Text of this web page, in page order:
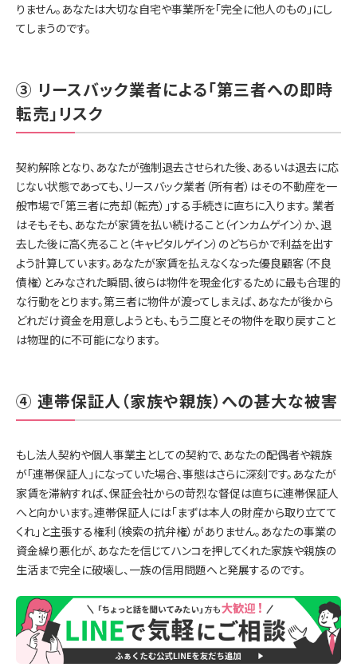
りません。あなたは大切な自宅や事業所を「完全に他人のもの」にし
てしまうのです。
③ リースバック業者による「第三者への即時
転売」リスク
契約解除となり、あなたが強制退去させられた後、あるいは退去に応
じない状態であっても、リースバック業者（所有者）はその不動産を一
般市場で「第三者に売却（転売）」する手続きに直ちに入ります。 業者
はそもそも、あなたが家賃を払い続けること（インカムゲイン）か、退
去した後に高く売ること（キャピタルゲイン）のどちらかで利益を出す
よう計算しています。あなたが家賃を払えなくなった優良顧客（不良
債権）とみなされた瞬間、彼らは物件を現金化するために最も合理的
な行動をとります。第三者に物件が渡ってしまえば、あなたが後から
どれだけ資金を用意しようとも、もう二度とその物件を取り戻すこと
は物理的に不可能になります。
④ 連帯保証人（家族や親族）への甚大な被害
もし法人契約や個人事業主としての契約で、あなたの配偶者や親族
が「連帯保証人」になっていた場合、事態はさらに深刻です。あなたが
家賃を滞納すれば、保証会社からの苛烈な督促は直ちに連帯保証人
へと向かいます。連帯保証人には「まずは本人の財産から取り立てて
くれ」と主張する権利（検索の抗弁権）がありません。あなたの事業の
資金繰り悪化が、あなたを信じてハンコを押してくれた家族や親族の
生活まで完全に破壊し、一族の信用問題へと発展するのです。